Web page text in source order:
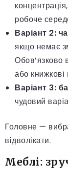
робоче
Варіант 2:
якщо немає
Обов’язково
або книжкові
Варіант 3:
чудовий
Головне —
відволікати.
Меблі: